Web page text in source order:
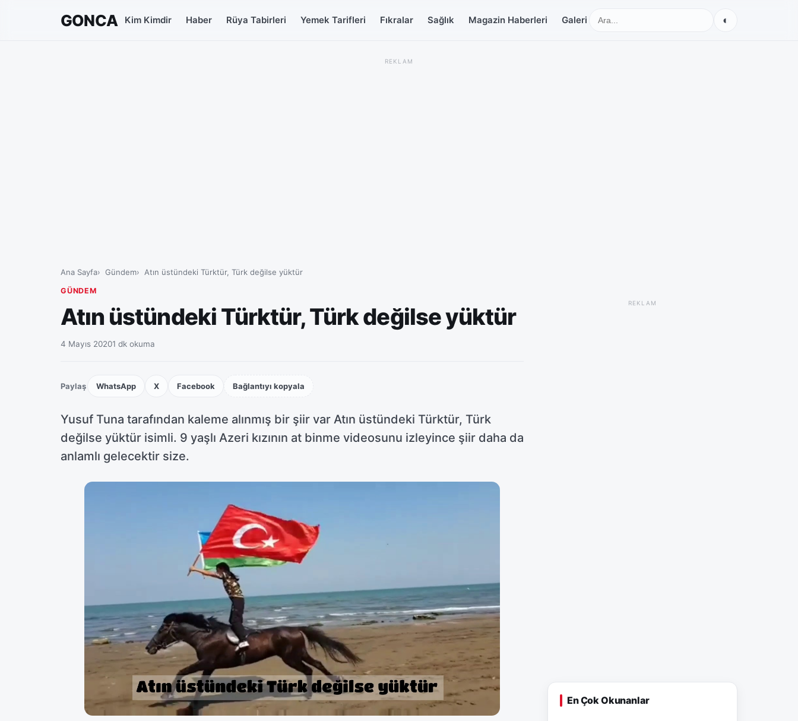
GONCA Kim Kimdir Haber Rüya Tabirleri Yemek Tarifleri Fıkralar Sağlık Magazin Haberleri Galeri ◐
REKLAM
Ana Sayfa Gündem Atın üstündeki Türktür, Türk değilse yüktür
GÜNDEM
Atın üstündeki Türktür, Türk değilse yüktür
4 Mayıs 20201 dk okuma
Paylaş WhatsApp X Facebook Bağlantıyı kopyala
Yusuf Tuna tarafından kaleme alınmış bir şiir var Atın üstündeki Türktür, Türk
değilse yüktür isimli. 9 yaşlı Azeri kızının at binme videosunu izleyince şiir daha da
anlamlı gelecektir size.
REKLAM
En Çok Okunanlar